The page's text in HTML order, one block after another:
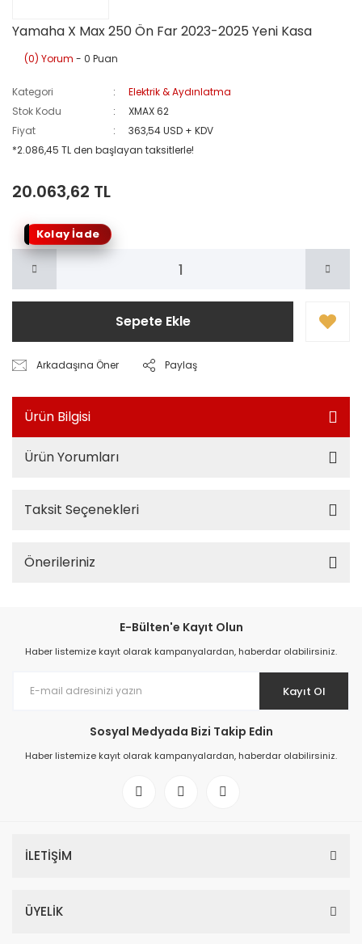
Yamaha X Max 250 Ön Far 2023-2025 Yeni Kasa
(0) Yorum - 0 Puan
Kategori
Elektrik & Aydınlatma
Stok Kodu
XMAX 62
Fiyat
363,54 USD + KDV
*2.086,45 TL den başlayan taksitlerle!
20.063,62 TL
Kolay İade
Sepete Ekle
Arkadaşına Öner Paylaş
Ürün Bilgisi
Ürün Yorumları
Taksit Seçenekleri
Önerileriniz
E-Bülten'e Kayıt Olun
Haber listemize kayıt olarak kampanyalardan, haberdar olabilirsiniz.
Kayıt Ol
Sosyal Medyada Bizi Takip Edin
Haber listemize kayıt olarak kampanyalardan, haberdar olabilirsiniz.
İLETİŞİM
ÜYELİK